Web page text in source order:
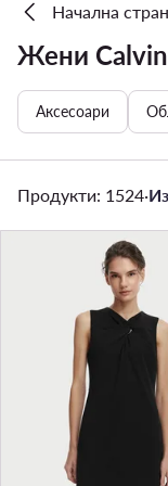
Начална
Жени
Аксесоари
Продукти: 1524·